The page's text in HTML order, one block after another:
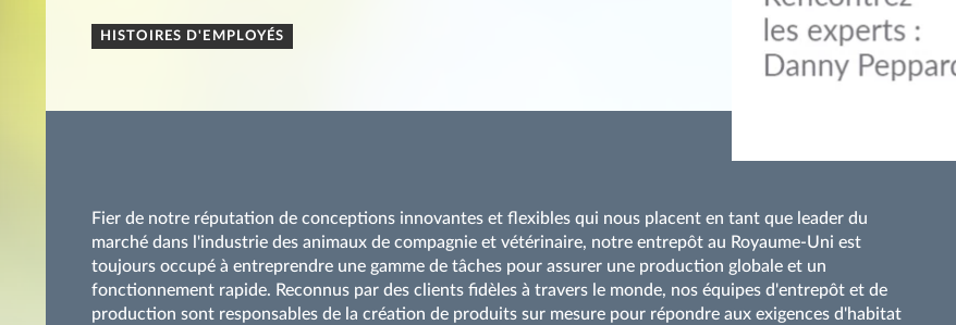
HISTOIRES D'EMPLOYÉS
Fier de notre réputation de conceptions innovantes et flexibles qui nous placent en tant que leader du
marché dans l'industrie des animaux de compagnie et vétérinaire, notre entrepôt au Royaume-Uni est
toujours occupé à entreprendre une gamme de tâches pour assurer une production globale et un
fonctionnement rapide. Reconnus par des clients fidèles à travers le monde, nos équipes d'entrepôt et de
production sont responsables de la création de produits sur mesure pour répondre aux exigences d'habitat